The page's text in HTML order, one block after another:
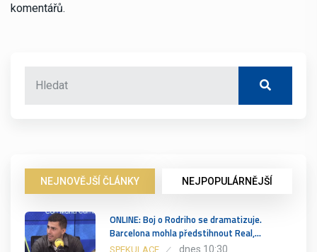
komentářů.
NEJNOVĚJŠÍ ČLÁNKY NEJPOPULÁRNĚJŠÍ
ONLINE: Boj o Rodriho se dramatizuje.
Barcelona mohla předstihnout Real,…
SPEKULACE dnes 10:30